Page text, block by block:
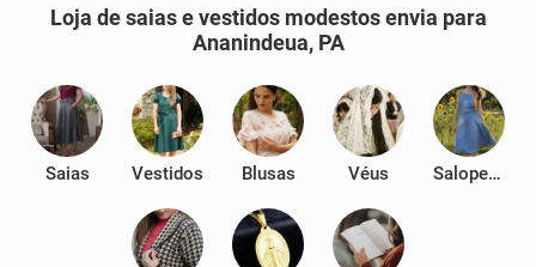
Loja de saias e vestidos modestos envia para
Ananindeua, PA
Saias Vestidos Blusas Véus Salopetes